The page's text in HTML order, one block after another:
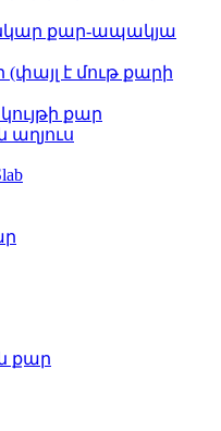
քար-ապակյա
է մութ քարի
քար
աղյուս
քար